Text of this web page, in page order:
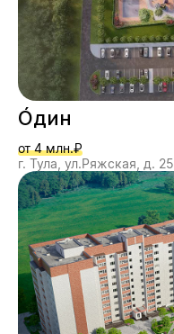
О́дин
от 4 млн.₽
г. Тула, ул.Ряжская, д. 25